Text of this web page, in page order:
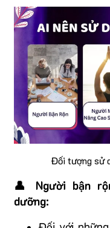
Đối tượng sử
👤 Người bận
dưỡng: